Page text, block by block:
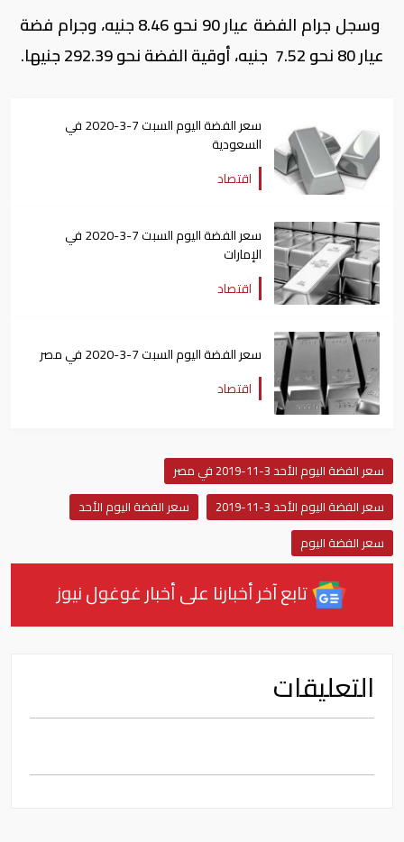
وسجل جرام الفضة عيار 90 نحو 8.46 جنيه، وجرام فضة
عيار 80 نحو 7.52 جنيه، أوقية الفضة نحو 292.39 جنيها.
سعر الفضة اليوم السبت 7-3-2020 في
السعودية
اقتصاد
سعر الفضة اليوم السبت 7-3-2020 في
الإمارات
اقتصاد
سعر الفضة اليوم السبت 7-3-2020 في مصر
اقتصاد
سعر الفضة اليوم الأحد 3-11-2019 في مصر
سعر الفضة اليوم الأحد 3-11-2019
سعر الفضة اليوم الأحد
سعر الفضة اليوم
تابع آخر أخبارنا على أخبار غوغول نيوز
التعليقات